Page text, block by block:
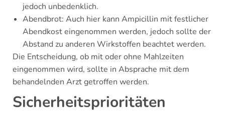
jedoch unbedenklich.
Abendbrot: Auch hier kann Ampicillin mit festlicher
Abendkost eingenommen werden, jedoch sollte der
Abstand zu anderen Wirkstoffen beachtet werden.
Die Entscheidung, ob mit oder ohne Mahlzeiten
eingenommen wird, sollte in Absprache mit dem
behandelnden Arzt getroffen werden.
Sicherheitsprioritäten